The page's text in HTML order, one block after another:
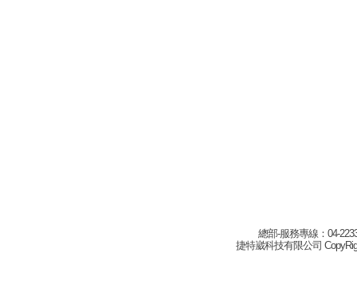
總部-服務專線：04-
捷特崴科技有限公司